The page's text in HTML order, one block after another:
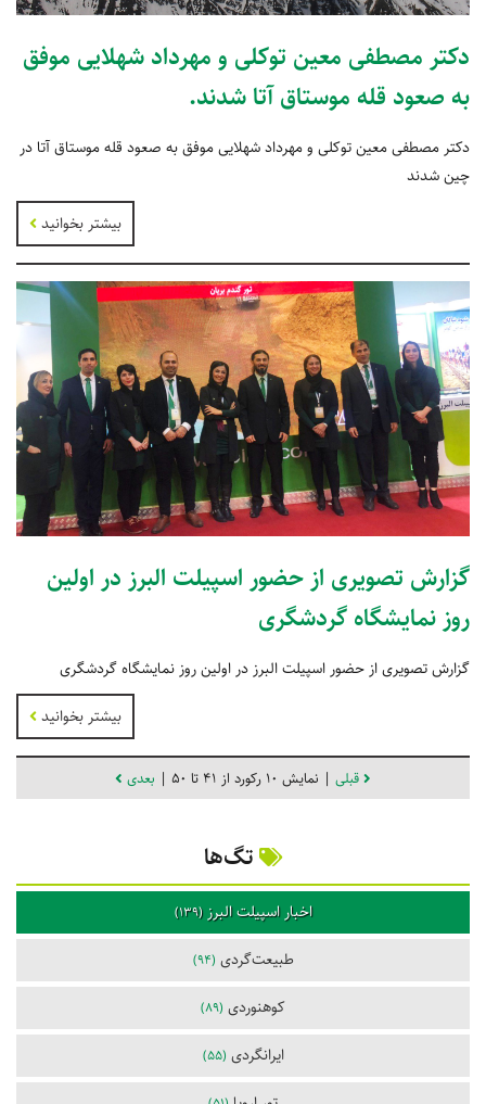
دکتر مصطفی معین توکلی و مهرداد شهلایی موفق
به صعود قله موستاق آتا شدند.
دکتر مصطفی معین توکلی و مهرداد شهلایی موفق به صعود قله موستاق آتا در
چین شدند
بیشتر بخوانید
گزارش تصویری از حضور اسپیلت البرز در اولین
روز نمایشگاه گردشگری
گزارش تصویری از حضور اسپیلت البرز در اولین روز نمایشگاه گردشگری
بیشتر بخوانید
قبلی | نمایش 10 رکورد از 41 تا 50 | بعدی
تگ‌ها
اخبار اسپیلت البرز(139)
طبیعت‌گردی (94)
کوهنوردی (89)
ایرانگردی (55)